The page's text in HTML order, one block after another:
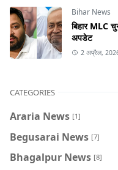
Bihar News
बिहार MLC
अपडेट
2 अप्रैल,
CATEGORIES
Araria News [1]
Begusarai News [7]
Bhagalpur News [8]